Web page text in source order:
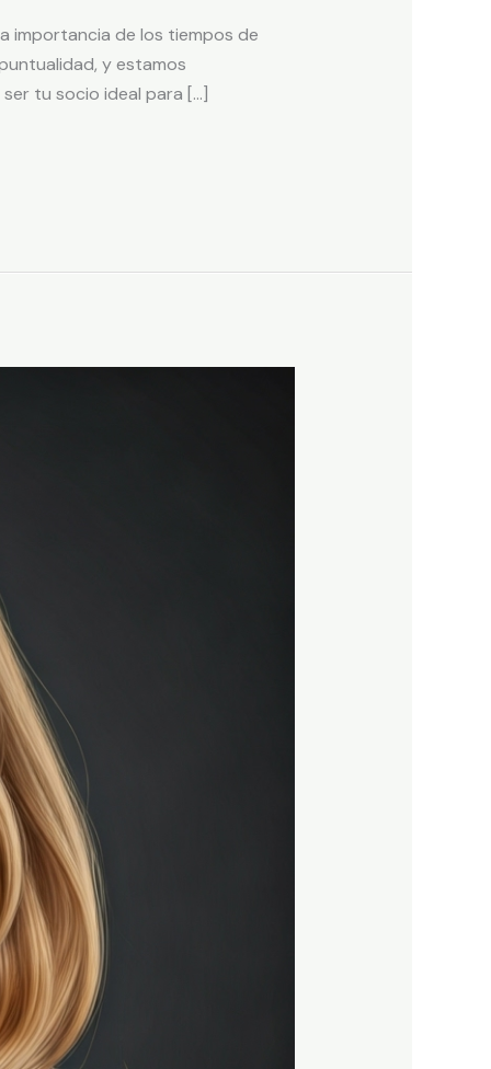
importancia de los tiempos de
y estamos
tu socio ideal para […]